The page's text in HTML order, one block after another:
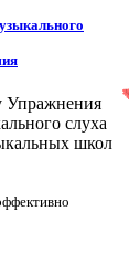
Упражнения
слуха
школ